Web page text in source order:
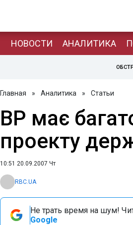
НОВОСТИ АНАЛИТИКА
Главная » Аналитика » Статьи
ВР має
проекту
10:51 20.09.2007 Чт
RBC.UA
Не трать время на шум!
Google